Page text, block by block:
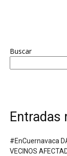
Buscar
Entradas
#EnCuernavaca
VECINOS